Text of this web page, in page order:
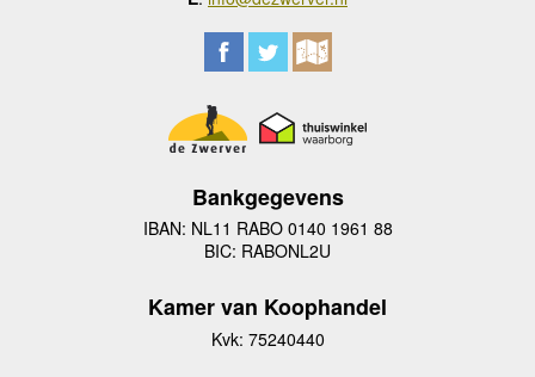
Bankgegevens
IBAN: NL11 RABO 0140 1961 88
BIC: RABONL2U
Kamer van Koophandel
Kvk: 75240440